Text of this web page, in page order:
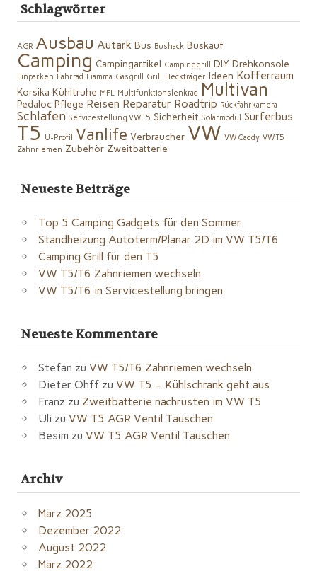
Schlagwörter
AGR Ausbau Autark Bus Bushack Buskauf
Camping Campingartikel Campinggrill DIY Drehkonsole
Einparken Fahrrad Fiamma Gasgrill Grill Heckträger Ideen Kofferraum
Korsika Kühltruhe MFL Multifunktionslenkrad Multivan
Pedaloc Pflege Reisen Reparatur Roadtrip Rückfahrkamera
Schlafen Servicestellung VW T5 Sicherheit Solarmodul Surferbus
T5 U-Profil Vanlife Verbraucher VW VW Caddy VW T5
Zahnriemen Zubehör Zweitbatterie
Neueste Beiträge
Top 5 Camping Gadgets für den Sommer
Standheizung Autoterm/Planar 2D im VW T5/T6
Camping Grill für den T5
VW T5/T6 Zahnriemen wechseln
VW T5/T6 in Servicestellung bringen
Neueste Kommentare
Stefan zu VW T5/T6 Zahnriemen wechseln
Dieter Ohff zu VW T5 – Kühlschrank geht aus
Franz zu Zweitbatterie nachrüsten im VW T5
Uli zu VW T5 AGR Ventil Tauschen
Besim zu VW T5 AGR Ventil Tauschen
Archiv
März 2025
Dezember 2022
August 2022
März 2022